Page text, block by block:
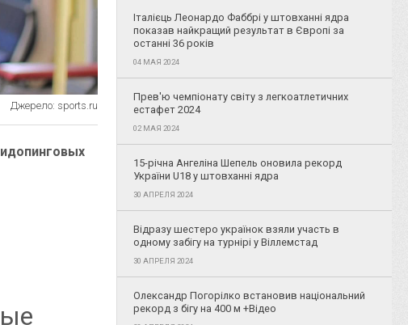
Джерело: sports.ru
Італієць Леонардо Фаббрі у штовханні ядра
показав найкращий результат в Європі за
останні 36 років
04 МАЯ 2024
Прев'ю чемпіонату світу з легкоатлетичних
естафет 2024
02 МАЯ 2024
15-річна Ангеліна Шепель оновила рекорд
України U18 у штовханні ядра
30 АПРЕЛЯ 2024
Відразу шестеро українок взяли участь в
одному забігу на турнірі у Віллемстад
30 АПРЕЛЯ 2024
Олександр Погорілко встановив національний
рекорд з бігу на 400 м +Відео